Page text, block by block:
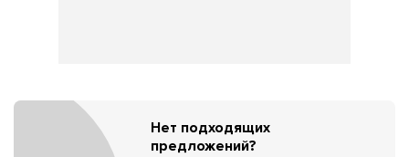
Нет подходящих
предложений?